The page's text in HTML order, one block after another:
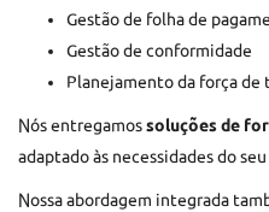
Gestão de folha de
Gestão de conformidade
Planejamento da força de
Nós entregamossoluções de
adaptado às necessidades do
Nossa abordagem integrada